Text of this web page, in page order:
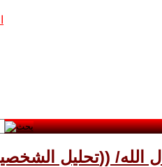
مال الله